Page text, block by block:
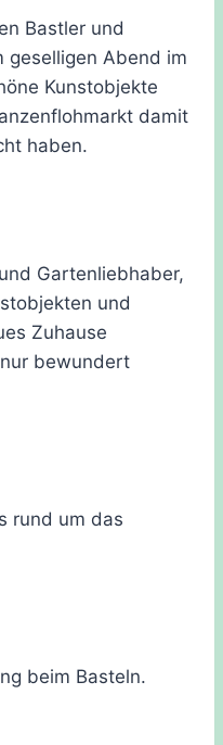
Bastler und
geselligen Abend im
Kunstobjekte
damit
haben.
Gartenliebhaber,
und
Zuhause
bewundert
rund um das
beim Basteln.